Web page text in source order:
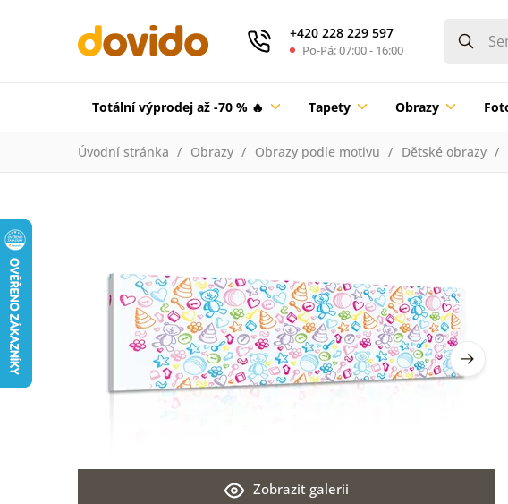
+420 228 229 597
Po-Pá: 07:00 - 16:00
Totální výprodej až -70 % 🔥 Tapety Obrazy
Úvodní stránka Obrazy Obrazy podle motivu Dětské obrazy
Zobrazit galerii